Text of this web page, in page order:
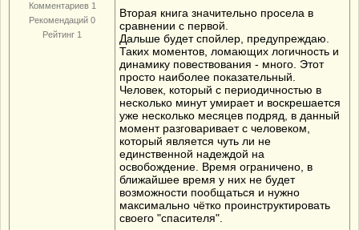
Комментариев 1
Рекомендаций 0
Рейтинг 1
Вторая книга значительно просела в
сравнении с первой.
Дальше будет спойлер, предупреждаю.
Таких моментов, ломающих логичность и
динамику повествования - много. Этот
просто наиболее показательный.
Человек, который с периодичностью в
несколько минут умирает и воскрешается
уже несколько месяцев подряд, в данный
момент разговаривает с человеком,
который является чуть ли не
единственной надеждой на
освобождение. Время ограничено, в
ближайшее время у них не будет
возможности пообщаться и нужно
максимально чётко проинструктировать
своего "спасителя".